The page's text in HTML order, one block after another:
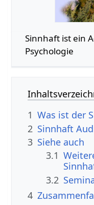
Sinnhaft‏‎ ist ein Adjektiv im Kontext von
Psychologie
1 Was ist der
2
3 Siehe auch
3.1
3.2
4